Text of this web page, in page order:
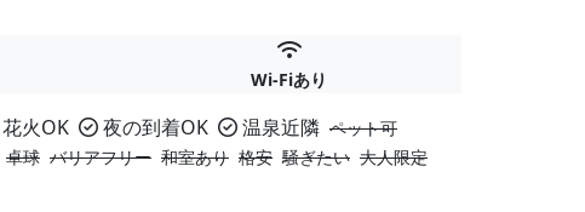
Wi-Fiあり
花火OK 夜の到着OK 温泉近隣 ペット可
卓球 バリアフリー 和室あり 格安 騒ぎたい 大人限定